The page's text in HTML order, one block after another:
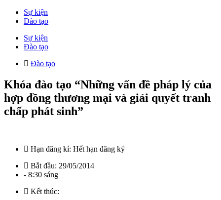
Sự kiện
Đào tạo
Sự kiện
Đào tạo
Đào tạo
Khóa đào tạo “Những vấn đề pháp lý của
hợp đồng thương mại và giải quyết tranh
chấp phát sinh”
Hạn đăng kí: Hết hạn đăng ký
Bắt đầu: 29/05/2014
- 8:30 sáng
Kết thúc: